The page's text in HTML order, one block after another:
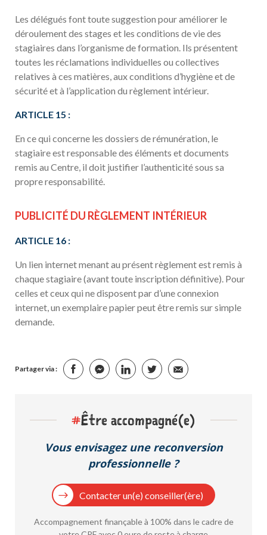
Les délégués font toute suggestion pour améliorer le
déroulement des stages et les conditions de vie des
stagiaires dans l’organisme de formation. Ils présentent
toutes les réclamations individuelles ou collectives
relatives à ces matières, aux conditions d’hygiène et de
sécurité et à l’application du règlement intérieur.
ARTICLE 15 :
En ce qui concerne les dossiers de rémunération, le
stagiaire est responsable des éléments et documents
remis au Centre, il doit justifier l’authenticité sous sa
propre responsabilité.
PUBLICITÉ DU RÈGLEMENT INTÉRIEUR
ARTICLE 16 :
Un lien internet menant au présent règlement est remis à
chaque stagiaire (avant toute inscription définitive). Pour
celles et ceux qui ne disposent par d’une connexion
internet, un exemplaire papier peut être remis sur simple
demande.
Partager via :
#Être accompagné(e)
Vous envisagez une reconversion
professionnelle ?
Contacter un(e) conseiller(ère)
Accompagnement finançable à 100% dans le cadre de